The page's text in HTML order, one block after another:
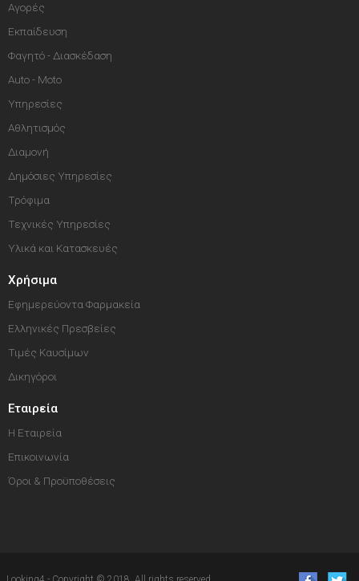
Αγορές
Εκπαίδευση
Φαγητό - Διασκέδαση
Auto - Moto
Υπηρεσίες
Αθλητισμός
Διαμονή
Δημόσιες Υπηρεσίες
Τρόφιμα
Τεχνικές Υπηρεσίες
Υλικά και Κατασκευές
Χρήσιμα
Εφημερεύοντα Φαρμακεία
Ελληνικές Πρεσβείες
Τιμές Καυσίμων
Δικηγόροι
Εταιρεία
Η Εταιρεία
Επικοινωνία
Όροι & Προϋποθέσεις